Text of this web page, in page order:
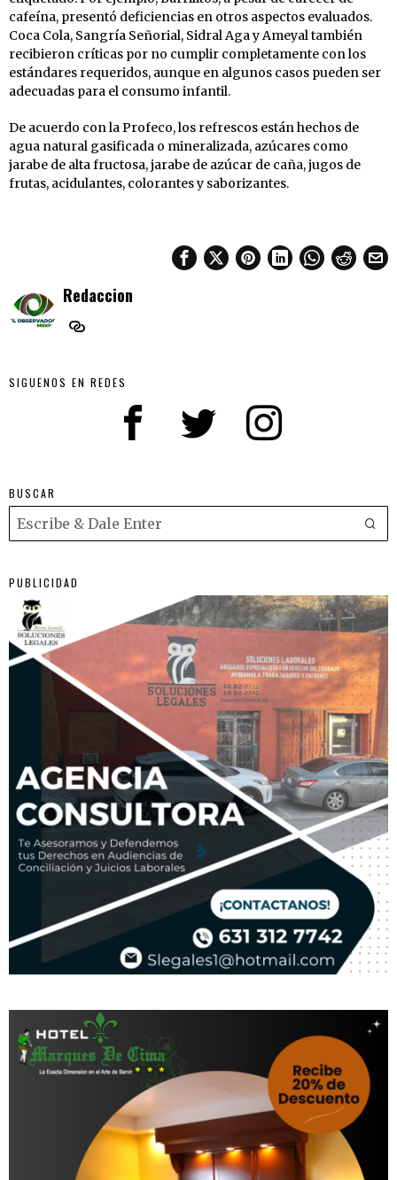
cafeína, presentó deficiencias en otros aspectos evaluados.
Coca Cola, Sangría Señorial, Sidral Aga y Ameyal también
recibieron críticas por no cumplir completamente con los
estándares requeridos, aunque en algunos casos pueden ser
adecuadas para el consumo infantil.
De acuerdo con la Profeco, los refrescos están hechos de
agua natural gasificada o mineralizada, azúcares como
jarabe de alta fructosa, jarabe de azúcar de caña, jugos de
frutas, acidulantes, colorantes y saborizantes.
Redaccion
SIGUENOS EN REDES
BUSCAR
PUBLICIDAD